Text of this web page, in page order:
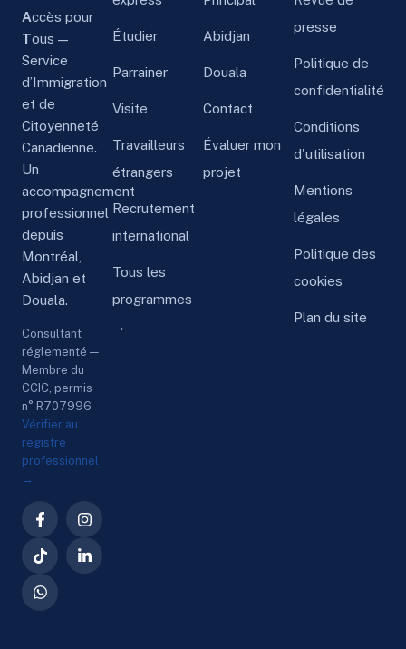
Accès pour
Tous —
Service
d’Immigration
et de
Citoyenneté
Canadienne.
Un
accompagnement
professionnel
depuis
Montréal,
Abidjan et
Douala.
Consultant
réglementé —
Membre du
CCIC, permis
n° R707996
Vérifier au
registre
professionnel
→
Étudier
Parrainer
Visite
Travailleurs
étrangers
Recrutement
international
Tous les
programmes
→
Abidjan
Douala
Contact
Évaluer mon
projet
presse
Politique de
confidentialité
Conditions
d'utilisation
Mentions
légales
Politique des
cookies
Plan du site